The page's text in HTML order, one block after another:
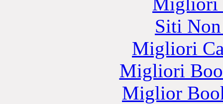
Siti
Migliori
Migliori
Miglior